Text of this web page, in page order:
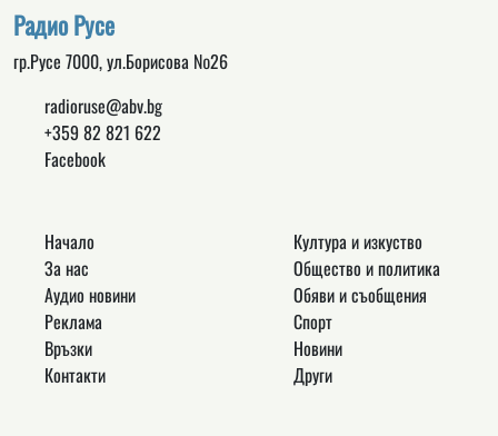
Радио Русе
гр.Русе 7000, ул.Борисова №26
radioruse@abv.bg
+359 82 821 622
Facebook
Начало
За нас
Аудио новини
Реклама
Връзки
Контакти
Култура и изкуство
Общество и политика
Обяви и съобщения
Спорт
Новини
Други